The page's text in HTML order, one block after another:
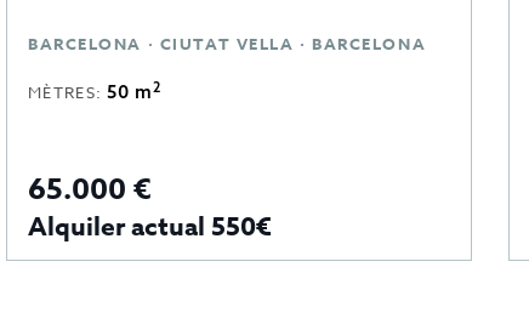
BARCELONA · CIUTAT VELLA · BARCELONA
MÈTRES:50 m2
65.000 €
Alquiler actual 550€